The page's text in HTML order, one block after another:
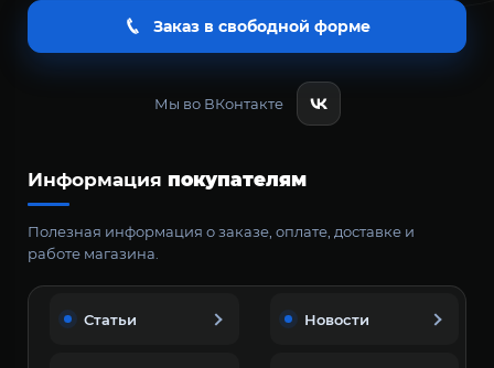
Заказ в свободной форме
Мы во ВКонтакте
Информация покупателям
Полезная информация о заказе, оплате, доставке и
работе магазина.
Статьи Новости